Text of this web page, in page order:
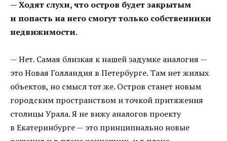
— Ходят слухи, что остров будет закрытым
и попасть на него смогут только собственники
недвижимости.
— Нет. Самая близкая к нашей задумке аналогия —
это Новая Голландия в Петербурге. Там нет жилых
объектов, но смысл тот же. Остров станет новым
городским пространством и точкой притяжения
столицы Урала. Я не вижу аналогов проекту
в Екатеринбурге — это принципиально новые